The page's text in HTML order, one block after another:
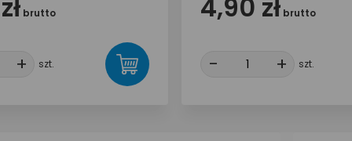
brutto
+ +
szt.
4,90 zł brutto
- + +
szt.